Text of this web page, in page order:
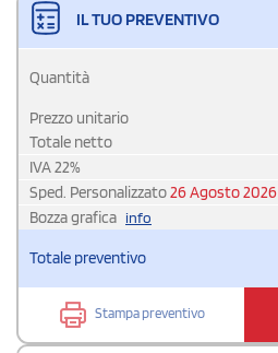
IL TUO PREVENTIVO
Quantità
Prezzo unitario
Totale netto
IVA22%
Sped. Personalizzato26 Agosto 2026
Bozza grafica info
Totale preventivo
Stampa preventivo